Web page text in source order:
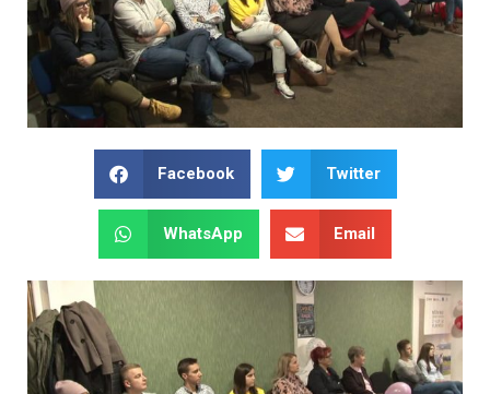
Facebook Twitter
WhatsApp Email